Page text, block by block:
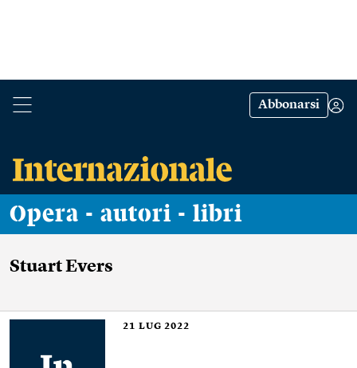
Abbonarsi
Opera - autori - libri
Stuart Evers
21 LUG 2022